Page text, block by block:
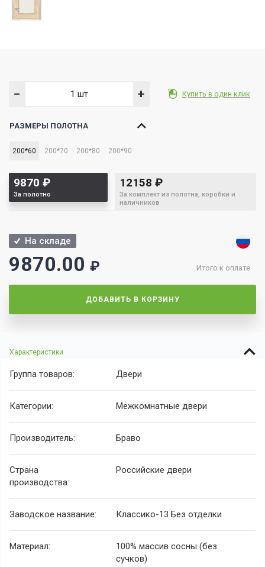
Купить в один клик
− +
РАЗМЕРЫ ПОЛОТНА
200*60 200*70 200*80 200*90
9870 ₽
За полотно
12158 ₽
За комплект из полотна, коробки и
наличников
На складе
Итого к оплате
9870.00 ₽
ДОБАВИТЬ В КОРЗИНУ
Характеристики
Группа товаров: Двери
Категории: Межкомнатные двери
Производитель: Браво
Страна
производства:
Российские двери
Заводское название: Классико-13 Без отделки
Материал:
100% массив сосны (без
сучков)